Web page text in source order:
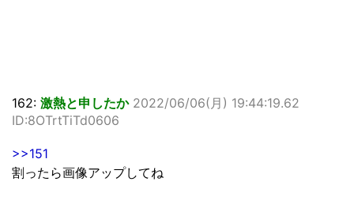
162: 激熱と申したか 2022/06/06(月) 19:44:19.62
ID:8OTrtTiTd0606
>>151
割ったら画像アップしてね